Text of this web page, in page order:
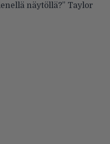
näytöllä?” Taylor